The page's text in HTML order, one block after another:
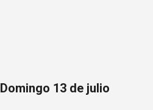
Domingo 13 de julio